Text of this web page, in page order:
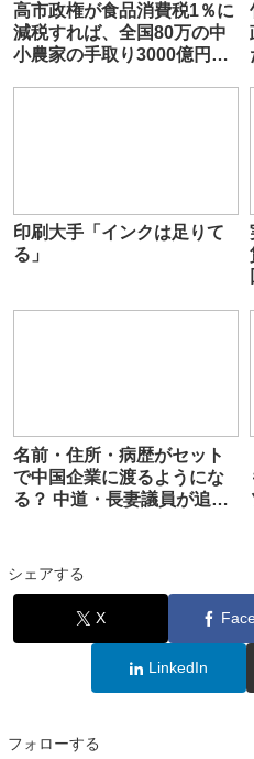
高市政権が食品消費税1％に
減税すれば、全国80万の中
小農家の手取り3000億円以
印刷大手「インクは足りて
る」
名前・住所・病歴がセット
で中国企業に渡るようにな
る？ 中道・長妻議員が追
シェアする
X
LinkedIn
フォローする